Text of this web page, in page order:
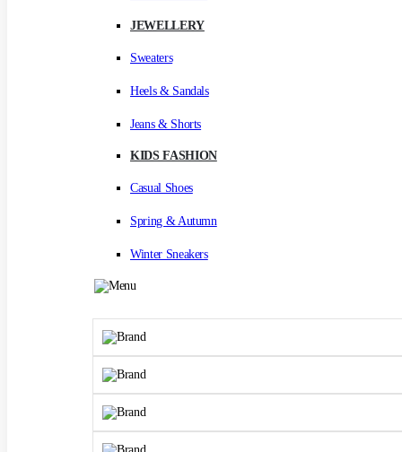
JEWELLERY
Sweaters
Heels & Sandals
Jeans & Shorts
KIDS FASHION
Casual Shoes
Spring & Autumn
Winter Sneakers